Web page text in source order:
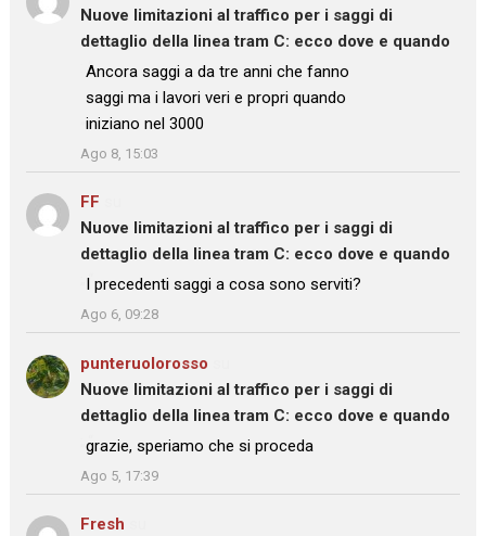
Nuove limitazioni al traffico per i saggi di
dettaglio della linea tram C: ecco dove e quando
: “
Ancora saggi a da tre anni che fanno
saggi ma i lavori veri e propri quando
iniziano nel 3000
”
Ago 8, 15:03
FF
Nuove limitazioni al traffico per i saggi di
dettaglio della linea tram C: ecco dove e quando
: “ I precedenti saggi a cosa sono serviti?
Ago 6, 09:28
punteruolorosso
Nuove limitazioni al traffico per i saggi di
dettaglio della linea tram C: ecco dove e quando
: “
grazie, speriamo che si proceda
”
Ago 5, 17:39
Fresh